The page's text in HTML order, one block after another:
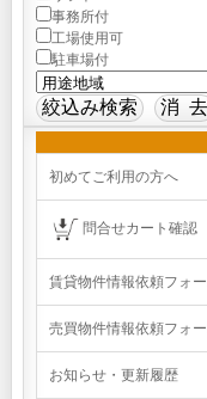
事務所付
工場使用可
駐車場付
初めてご利用の方へ
問合せカート確認
賃貸物件情報依頼フォ
売買物件情報依頼フォ
お知らせ・更新履歴